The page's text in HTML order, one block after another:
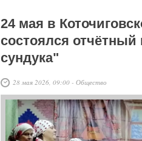
24 мая в
состоялся
сундука"
28 мая 2026, 09:00 - Общество